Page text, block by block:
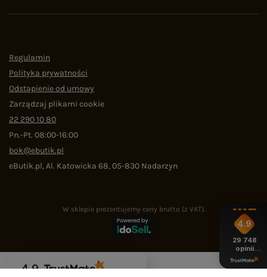
Regulamin
Polityka prywatności
Odstąpienie od umowy
Zarządzaj plikami cookie
22 290 10 80
Pn.-Pt. 08:00-16:00
bok@ebutik.pl
eButik.pl,Al. Katowicka 68,05-830 Nadarzyn
W sklepie prezentujemy ceny brutto (z VAT).
4.9
4.9
29 748
opinii
z całego